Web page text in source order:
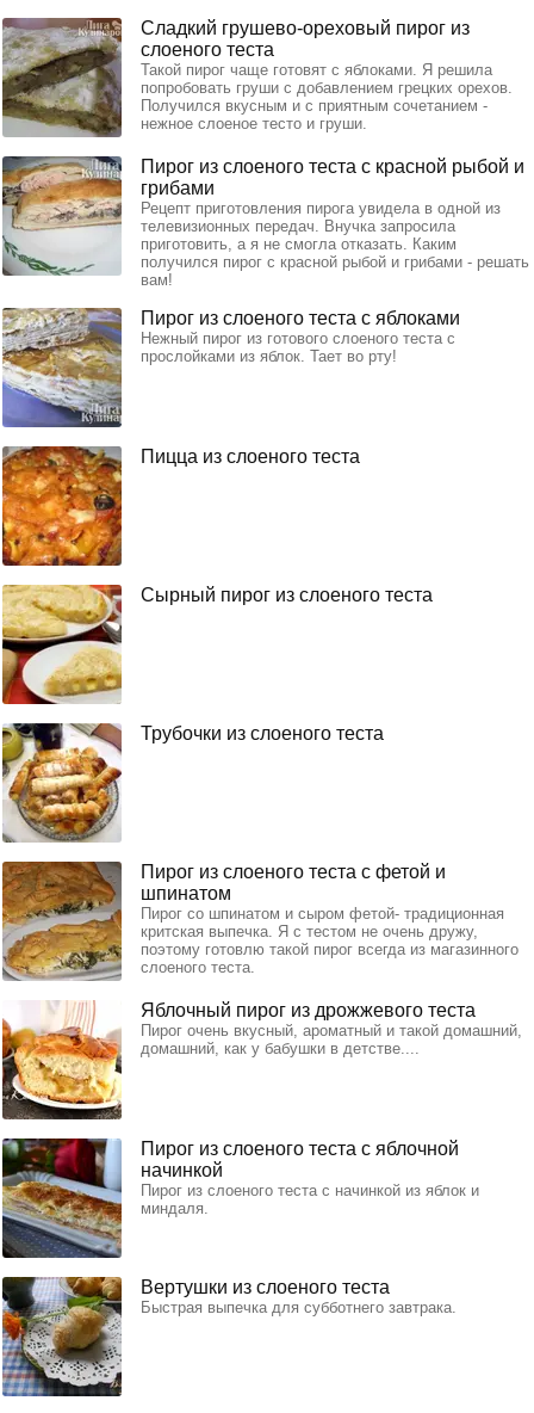
Сладкий грушево-ореховый пирог из
слоеного теста
Такой пирог чаще готовят с яблоками. Я решила
попробовать груши с добавлением грецких орехов.
Получился вкусным и с приятным сочетанием -
нежное слоеное тесто и груши.
Пирог из слоеного теста с красной рыбой и
грибами
Рецепт приготовления пирога увидела в одной из
телевизионных передач. Внучка запросила
приготовить, а я не смогла отказать. Каким
получился пирог с красной рыбой и грибами - решать
вам!
Пирог из слоеного теста с яблоками
Нежный пирог из готового слоеного теста с
прослойками из яблок. Тает во рту!
Пицца из слоеного теста
Сырный пирог из слоеного теста
Трубочки из слоеного теста
Пирог из слоеного теста с фетой и
шпинатом
Пирог со шпинатом и сыром фетой- традиционная
критская выпечка. Я с тестом не очень дружу,
поэтому готовлю такой пирог всегда из магазинного
слоеного теста.
Яблочный пирог из дрожжевого теста
Пирог очень вкусный, ароматный и такой домашний,
домашний, как у бабушки в детстве....
Пирог из слоеного теста с яблочной
начинкой
Пирог из слоеного теста с начинкой из яблок и
миндаля.
Вертушки из слоеного теста
Быстрая выпечка для субботнего завтрака.